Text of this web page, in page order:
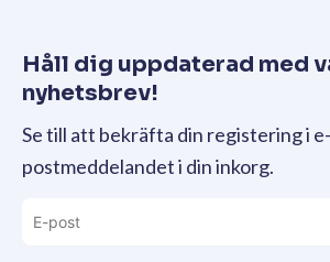
Håll dig uppdaterad med
nyhetsbrev!
Se till att bekräfta din registering i e-
postmeddelandet i din inkorg.